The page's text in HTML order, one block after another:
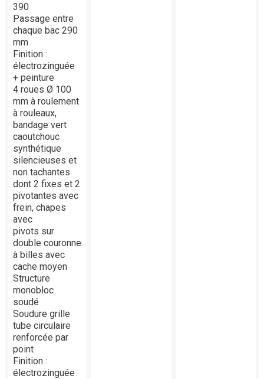
390
Passage entre
chaque bac 290
mm
Finition :
électrozinguée
+ peinture
4 roues Ø 100
mm à roulement
à rouleaux,
bandage vert
caoutchouc
synthétique
silencieuses et
non tachantes
dont 2 fixes et 2
pivotantes avec
frein, chapes
avec
pivots sur
double couronne
à billes avec
cache moyen
Structure
monobloc
soudé
Soudure grille
tube circulaire
renforcée par
point
Finition :
électrozinguée